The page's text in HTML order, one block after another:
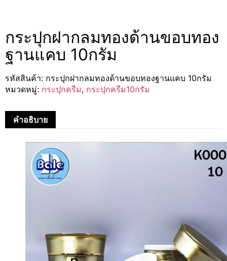
กระปุกฝากลมทองด้านขอบทอง
ฐานแคบ 10กรัม
รหัสสินค้า: กระปุกฝากลมทองด้านขอบทองฐานแคบ 10กรัม
หมวดหมู่: กระปุกครีม, กระปุกครีม10กรัม
คำอธิบาย